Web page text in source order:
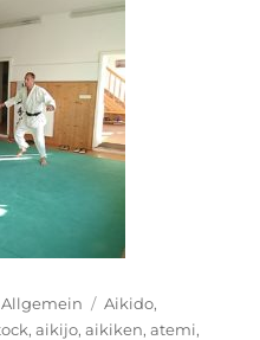
Kategorien
Allgemein Schlagwörter
Aikido,
,aikijo,aikiken,atemi,